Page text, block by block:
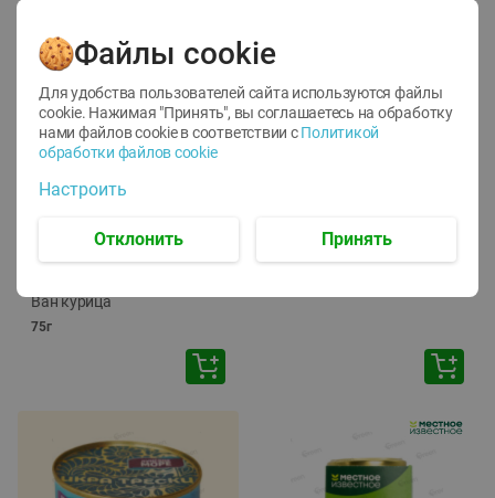
12
1.05 руб./
руб./шт
Корм влаж. для кош. с
Ван курица
75г
ТОФУ Vegetus ТВЕРДЫЙ
Файлы cookie
Для удобства пользователей сайта используются файлы
cookie. Нажимая "Принять", вы соглашаетесь на обработку
нами файлов cookie в соответствии с Политикой
обработки файлов cookie
Настроить
Отклонить Принять